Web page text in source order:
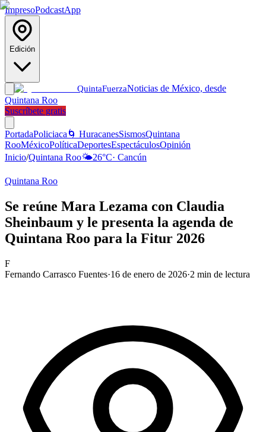
ImpresoPodcastApp
Edición
QuintaFuerzaNoticias de México, desde
Quintana Roo
Suscríbete gratis
PortadaPoliciaca 🌀 HuracanesSismosQuintana
RooMéxicoPolíticaDeportesEspectáculosOpinión
Inicio/Quintana Roo🌤️26°C· Cancún
Quintana Roo
Se reúne Mara Lezama con Claudia
Sheinbaum y le presenta la agenda de
Quintana Roo para la Fitur 2026
F
Fernando Carrasco Fuentes·16 de enero de 2026·2 min de lectura